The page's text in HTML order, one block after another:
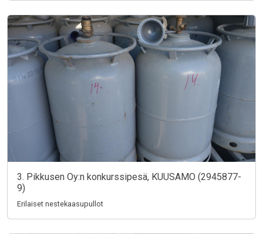
3. Pikkusen Oy:n konkurssipesä, KUUSAMO (2945877-
9)
Erilaiset nestekaasupullot